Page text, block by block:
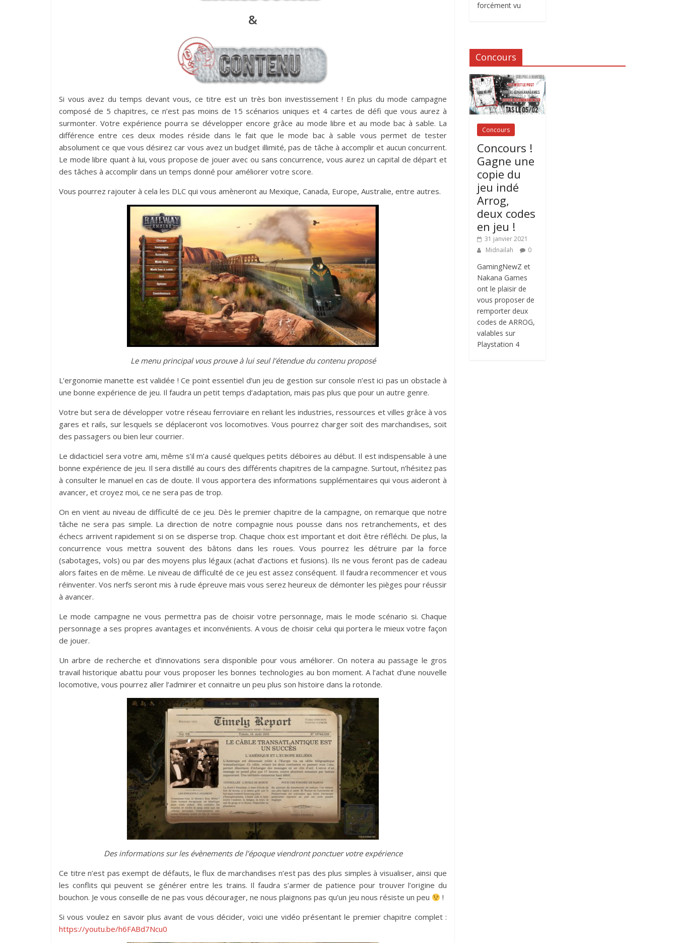
&
Si vous avez du temps devant vous, ce titre est un très bon investissement ! En plus du mode campagne
composé de 5 chapitres, ce n’est pas moins de 15 scénarios uniques et 4 cartes de défi que vous aurez à
surmonter. Votre expérience pourra se développer encore grâce au mode libre et au mode bac à sable. La
différence entre ces deux modes réside dans le fait que le mode bac à sable vous permet de tester
absolument ce que vous désirez car vous avez un budget illimité, pas de tâche à accomplir et aucun concurrent.
Le mode libre quant à lui, vous propose de jouer avec ou sans concurrence, vous aurez un capital de départ et
des tâches à accomplir dans un temps donné pour améliorer votre score.
Vous pourrez rajouter à cela les DLC qui vous amèneront au Mexique, Canada, Europe, Australie, entre autres.
Le menu principal vous prouve à lui seul l’étendue du contenu proposé
L’ergonomie manette est validée ! Ce point essentiel d’un jeu de gestion sur console n’est ici pas un obstacle à
une bonne expérience de jeu. Il faudra un petit temps d’adaptation, mais pas plus que pour un autre genre.
Votre but sera de développer votre réseau ferroviaire en reliant les industries, ressources et villes grâce à vos
gares et rails, sur lesquels se déplaceront vos locomotives. Vous pourrez charger soit des marchandises, soit
des passagers ou bien leur courrier.
Le didacticiel sera votre ami, même s’il m’a causé quelques petits déboires au début. Il est indispensable à une
bonne expérience de jeu. Il sera distillé au cours des différents chapitres de la campagne. Surtout, n’hésitez pas
à consulter le manuel en cas de doute. Il vous apportera des informations supplémentaires qui vous aideront à
avancer, et croyez moi, ce ne sera pas de trop.
On en vient au niveau de difficulté de ce jeu. Dès le premier chapitre de la campagne, on remarque que notre
tâche ne sera pas simple. La direction de notre compagnie nous pousse dans nos retranchements, et des
échecs arrivent rapidement si on se disperse trop. Chaque choix est important et doit être réfléchi. De plus, la
concurrence vous mettra souvent des bâtons dans les roues. Vous pourrez les détruire par la force
(sabotages, vols) ou par des moyens plus légaux (achat d’actions et fusions). Ils ne vous feront pas de cadeau
alors faites en de même. Le niveau de difficulté de ce jeu est assez conséquent. Il faudra recommencer et vous
réinventer. Vos nerfs seront mis à rude épreuve mais vous serez heureux de démonter les pièges pour réussir
à avancer.
Le mode campagne ne vous permettra pas de choisir votre personnage, mais le mode scénario si. Chaque
personnage a ses propres avantages et inconvénients. A vous de choisir celui qui portera le mieux votre façon
de jouer.
Un arbre de recherche et d’innovations sera disponible pour vous améliorer. On notera au passage le gros
travail historique abattu pour vous proposer les bonnes technologies au bon moment. A l’achat d’une nouvelle
locomotive, vous pourrez aller l’admirer et connaitre un peu plus son histoire dans la rotonde.
Des informations sur les évènements de l’époque viendront ponctuer votre expérience
Ce titre n’est pas exempt de défauts, le flux de marchandises n’est pas des plus simples à visualiser, ainsi que
les conflits qui peuvent se générer entre les trains. Il faudra s’armer de patience pour trouver l’origine du
bouchon. Je vous conseille de ne pas vous décourager, ne nous plaignons pas qu’un jeu nous résiste un peu
!
Si vous voulez en savoir plus avant de vous décider, voici une vidéo présentant le premier chapitre complet :
https://youtu.be/h6FABd7Ncu0
forcément vu
Concours
Concours
Concours !
Gagne une
copie du
jeu indé
Arrog,
deux codes
en jeu !
31 janvier 2021
Midnailah
0
GamingNewZ et
Nakana Games
ont le plaisir de
vous proposer de
remporter deux
codes de ARROG,
valables sur
Playstation 4